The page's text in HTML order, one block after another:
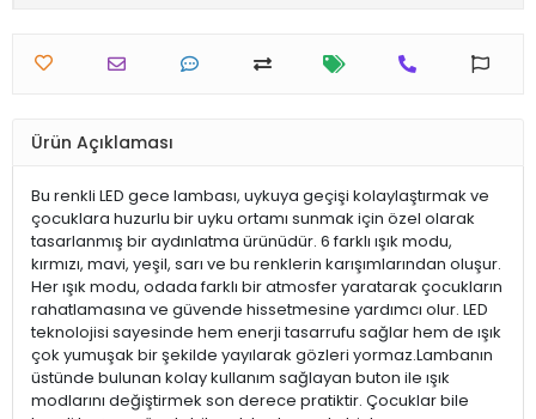
Ürün Açıklaması
Bu renkli LED gece lambası, uykuya geçişi kolaylaştırmak ve
çocuklara huzurlu bir uyku ortamı sunmak için özel olarak
tasarlanmış bir aydınlatma ürünüdür. 6 farklı ışık modu,
kırmızı, mavi, yeşil, sarı ve bu renklerin karışımlarından oluşur.
Her ışık modu, odada farklı bir atmosfer yaratarak çocukların
rahatlamasına ve güvende hissetmesine yardımcı olur. LED
teknolojisi sayesinde hem enerji tasarrufu sağlar hem de ışık
çok yumuşak bir şekilde yayılarak gözleri yormaz.Lambanın
üstünde bulunan kolay kullanım sağlayan buton ile ışık
modlarını değiştirmek son derece pratiktir. Çocuklar bile